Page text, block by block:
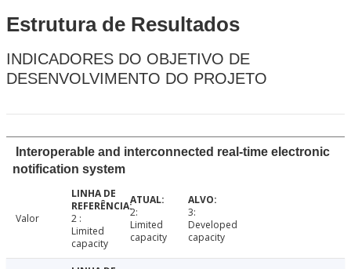
Estrutura de Resultados
INDICADORES DO OBJETIVO DE
DESENVOLVIMENTO DO PROJETO
Interoperable and interconnected real-time electronic
notification system
Valor
2 :
Limited
capacity
2:
Limited
capacity
3:
Developed
capacity